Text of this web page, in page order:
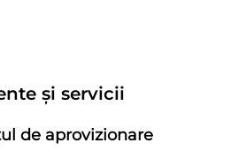
și servicii
de aprovizionare